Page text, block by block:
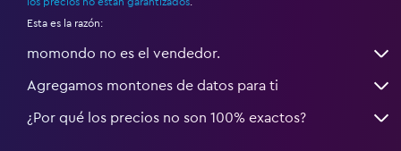
Esta es la razón:
momondo no es el vendedor.
Agregamos montones de datos para ti
¿Por qué los precios no son 100% exactos?